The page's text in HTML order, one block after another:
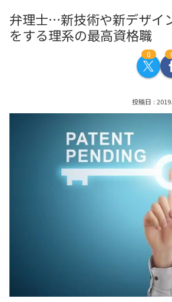
弁理士…新技術や新デザイ
をする理系の最高資格職
0